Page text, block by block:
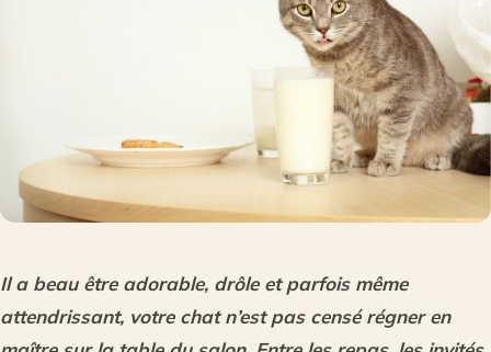
Il a beau être adorable, drôle et parfois même
attendrissant, votre chat n’est pas censé régner en